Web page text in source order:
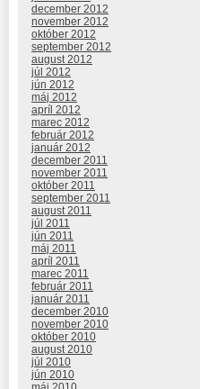
december 2012
november 2012
október 2012
september 2012
august 2012
júl 2012
jún 2012
máj 2012
apríl 2012
marec 2012
február 2012
január 2012
december 2011
november 2011
október 2011
september 2011
august 2011
júl 2011
jún 2011
máj 2011
apríl 2011
marec 2011
február 2011
január 2011
december 2010
november 2010
október 2010
august 2010
júl 2010
jún 2010